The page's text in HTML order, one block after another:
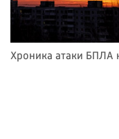
Хроника атаки БПЛА